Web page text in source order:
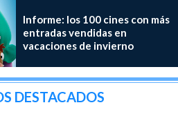
Informe: los 100 cines con más
entradas vendidas en
vacaciones de invierno
DESTACADOS